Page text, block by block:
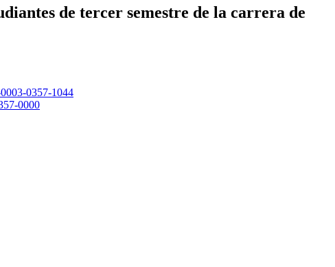
de tercer semestre de la carrera de
0357-1044
0000